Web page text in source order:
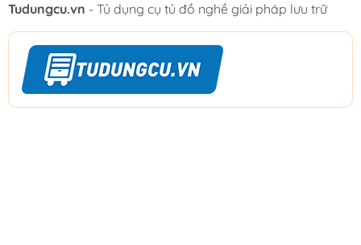
Tudungcu.vn - Tủ dụng cụ tủ đồ nghề giải pháp lưu trữ